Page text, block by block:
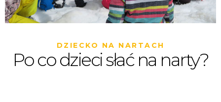
DZIECKO NA NARTACH
Po co dzieci słać na narty?